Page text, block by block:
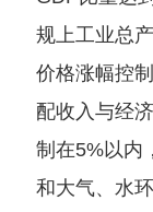
规上工业总
价格涨幅控
配收入与经
制在5%以内
和大气、水